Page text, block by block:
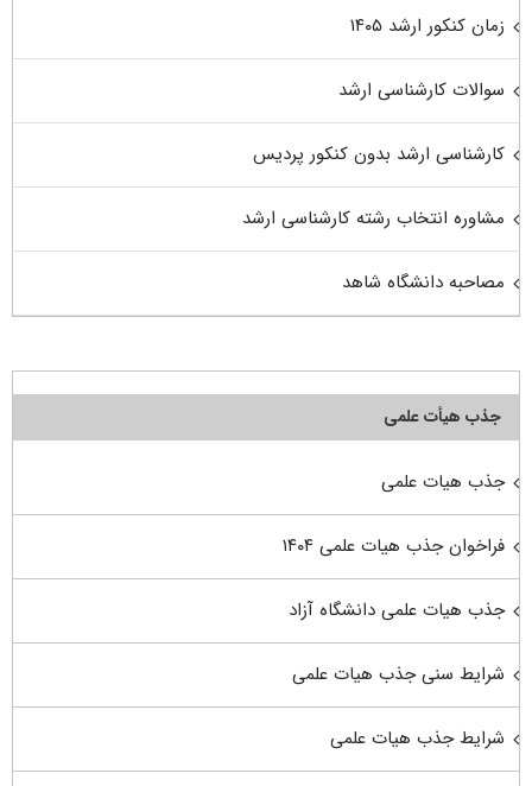
زمان کنکور ارشد ۱۴۰۵
سوالات کارشناسی ارشد
کارشناسی ارشد بدون کنکور پردیس
مشاوره انتخاب رشته کارشناسی ارشد
مصاحبه دانشگاه شاهد
جذب هیأت علمی
جذب هیات علمی
فراخوان جذب هیات علمی ۱۴۰۴
جذب هیات علمی دانشگاه آزاد
شرایط سنی جذب هیات علمی
شرایط جذب هیات علمی